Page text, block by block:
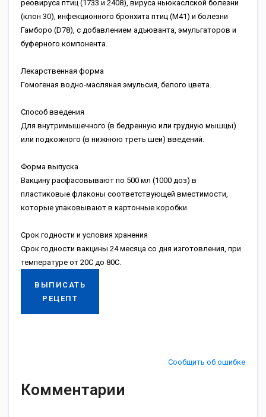
реовируса птиц (1733 и 2408), вируса ньюкаслской болезни
(клон 30), инфекционного бронхита птиц (М41) и болезни
Гамборо (D78), с добавлением адъюванта, эмульгаторов и
буферного компонента.
Лекарственная форма
Гомогеная водно-масляная эмульсия, белого цвета.
Способ введения
Для внутримышечного (в бедренную или грудную мышцы)
или подкожного (в нижнюю треть шеи) введений.
Форма выпуска
Вакцину расфасовывают по 500 мл (1000 доз) в
пластиковые флаконы соответствующей вместимости,
которые упаковывают в картонные коробки.
Срок годности и условия хранения
Срок годности вакцины 24 месяца со дня изготовления, при
температуре от 20С до 80С.
ВЫПИСАТЬ
РЕЦЕПТ
Сообщить об ошибке
Комментарии